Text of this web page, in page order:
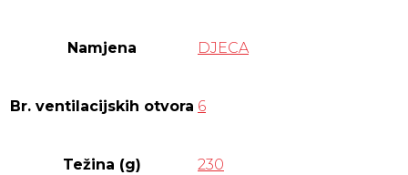
Namjena DJECA
Br. ventilacijskih otvora 6
Težina (g) 230